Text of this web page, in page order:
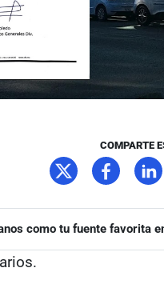
COMPARTE
como tu fuente favorita